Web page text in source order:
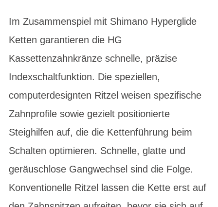
Im Zusammenspiel mit Shimano Hyperglide
Ketten garantieren die HG
Kassettenzahnkränze schnelle, präzise
Indexschaltfunktion. Die speziellen,
computerdesignten Ritzel weisen spezifische
Zahnprofile sowie gezielt positionierte
Steighilfen auf, die die Kettenführung beim
Schalten optimieren. Schnelle, glatte und
geräuschlose Gangwechsel sind die Folge.
Konventionelle Ritzel lassen die Kette erst auf